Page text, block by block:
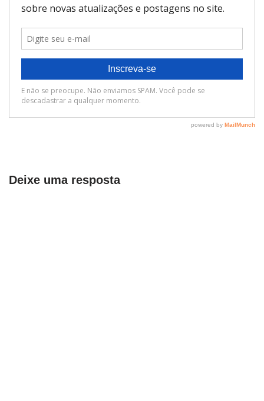
Deixe uma resposta